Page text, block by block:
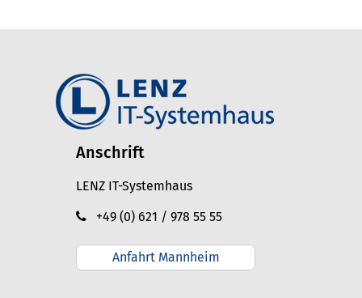
Anschrift
LENZ IT-Systemhaus
+49 (0) 621 / 978 55 55
Anfahrt Mannheim